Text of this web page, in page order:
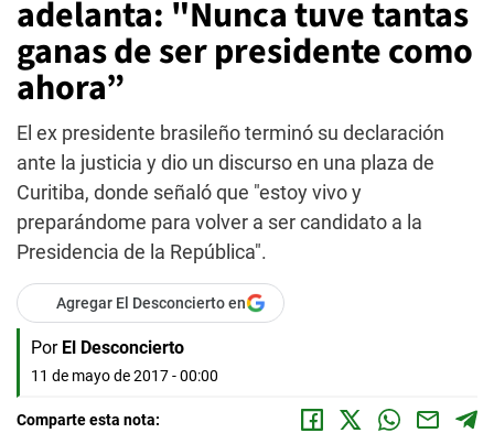
adelanta: "Nunca tuve tantas
ganas de ser presidente como
ahora”
El ex presidente brasileño terminó su declaración
ante la justicia y dio un discurso en una plaza de
Curitiba, donde señaló que "estoy vivo y
preparándome para volver a ser candidato a la
Presidencia de la República".
Agregar El Desconcierto en
Por El Desconcierto
11 de mayo de 2017 - 00:00
Comparte esta nota: